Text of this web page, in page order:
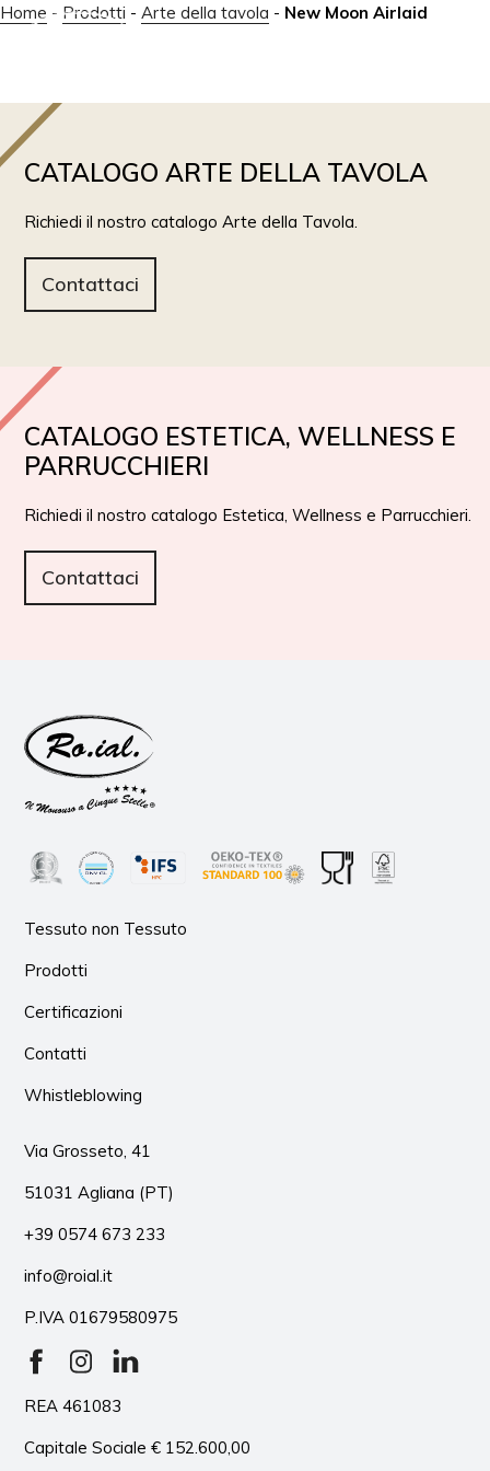
Home - Prodotti - Arte della tavola - New Moon Airlaid
CATALOGO ARTE DELLA TAVOLA
Richiedi il nostro catalogo Arte della Tavola.
Contattaci
CATALOGO ESTETICA, WELLNESS E
PARRUCCHIERI
Richiedi il nostro catalogo Estetica, Wellness e Parrucchieri.
Contattaci
Via Grosseto, 41
51031 Agliana (PT)
+39 0574 673 233
info@roial.it
P.IVA 01679580975
REA 461083
Capitale Sociale € 152.600,00
Tessuto non Tessuto
Prodotti
Certificazioni
Contatti
Whistleblowing